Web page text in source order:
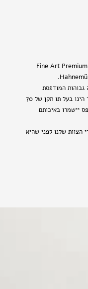
התמונות שלנו מודפסות על נייר צילום מסוג Fine Art Premium
גבוהות המודפסת
בנפרד במדפסת מיוחדת בפורמט גדול. הנייר הינו בעל תו תקן של 70
יישמרו באיכותם
הצוות שלנו לפני שהיא